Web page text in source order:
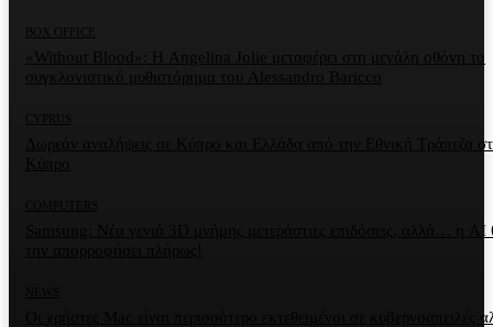
BOX OFFICE
«Without Blood»: Η Angelina Jolie μεταφέρει στη μεγάλη οθόνη το
συγκλονιστικό μυθιστόρημα του Alessandro Baricco
Δωρεάν αναλήψεις σε Κύπρο και Ελλάδα από την Εθνική Τράπεζα
Samsung: Νέα γενιά 3D μνήμης μετεράστιες επιδόσεις, αλλά… η AI
Οι χρήστες Mac είναι περισσότερο εκτεθειμένοι σε κυβερνοαπειλές